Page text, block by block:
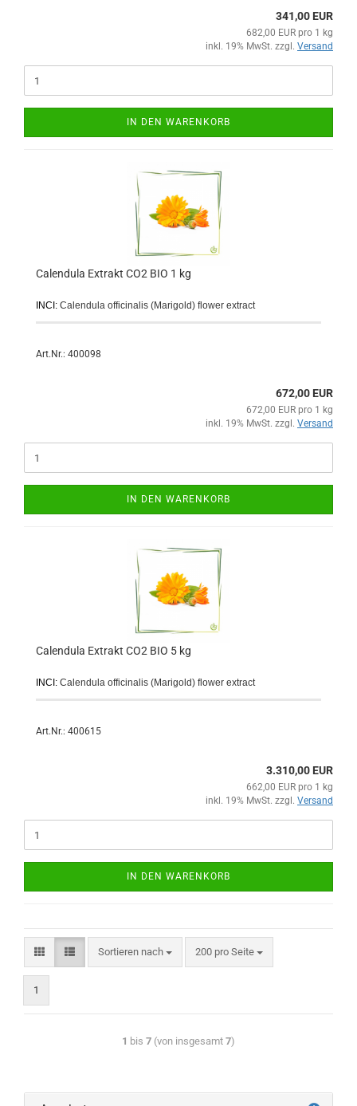
341,00 EUR
682,00 EUR pro 1 kg
inkl. 19% MwSt. zzgl. Versand
IN DEN WARENKORB
Calendula Extrakt CO2 BIO 1 kg
INCI: Calendula officinalis (Marigold) flower extract
Art.Nr.: 400098
672,00 EUR
672,00 EUR pro 1 kg
inkl. 19% MwSt. zzgl. Versand
IN DEN WARENKORB
Calendula Extrakt CO2 BIO 5 kg
INCI: Calendula officinalis (Marigold) flower extract
Art.Nr.: 400615
3.310,00 EUR
662,00 EUR pro 1 kg
inkl. 19% MwSt. zzgl. Versand
IN DEN WARENKORB
Sortieren nach 200 pro Seite
1
1 bis 7 (von insgesamt 7)